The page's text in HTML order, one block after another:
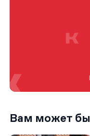
Вам может